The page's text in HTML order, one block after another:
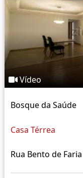
Vídeo
Bosque da Saúde
Casa Térrea
Rua Bento de Faria